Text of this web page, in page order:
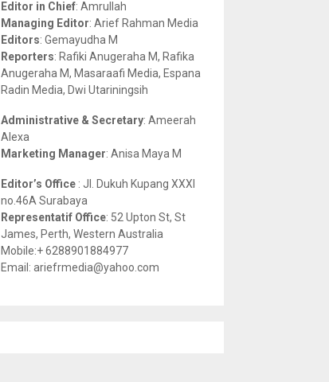
r
:
R
H
Editor in Chief: Amrullah
Managing Editor: Arief Rahman Media
Editors: Gemayudha M
Reporters: Rafiki Anugeraha M, Rafika
Anugeraha M, Masaraafi Media, Espana
Radin Media, Dwi Utariningsih
Administrative & Secretary: Ameerah
Alexa
Marketing Manager: Anisa Maya M
Editor’s Office : Jl. Dukuh Kupang XXXI
no.46A Surabaya
Representatif Office: 52 Upton St, St
James, Perth, Western Australia
Mobile:+ 6288901884977
Email: ariefrmedia@yahoo.com